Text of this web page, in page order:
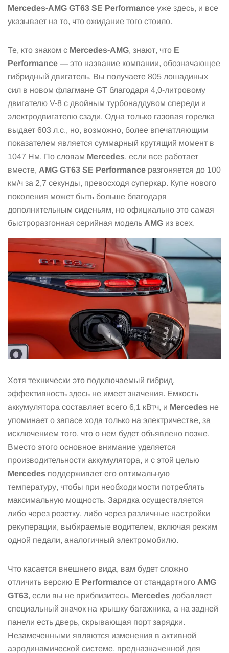
Mercedes-AMG GT63 SE Performance уже здесь, и все
указывает на то, что ожидание того стоило.
Те, кто знаком с Mercedes-AMG, знают, что E
Performance — это название компании, обозначающее
гибридный двигатель. Вы получаете 805 лошадиных
сил в новом флагмане GT благодаря 4,0-литровому
двигателю V-8 с двойным турбонаддувом спереди и
электродвигателю сзади. Одна только газовая горелка
выдает 603 л.с., но, возможно, более впечатляющим
показателем является суммарный крутящий момент в
1047 Нм. По словам Mercedes, если все работает
вместе, AMG GT63 SE Performance разгоняется до 100
км/ч за 2,7 секунды, превосходя суперкар. Купе нового
поколения может быть больше благодаря
дополнительным сиденьям, но официально это самая
быстроразгонная серийная модель AMG из всех.
Хотя технически это подключаемый гибрид,
эффективность здесь не имеет значения. Емкость
аккумулятора составляет всего 6,1 кВтч, и Mercedes не
упоминает о запасе хода только на электричестве, за
исключением того, что о нем будет объявлено позже.
Вместо этого основное внимание уделяется
производительности аккумулятора, и с этой целью
Mercedes поддерживает его оптимальную
температуру, чтобы при необходимости потреблять
максимальную мощность. Зарядка осуществляется
либо через розетку, либо через различные настройки
рекуперации, выбираемые водителем, включая режим
одной педали, аналогичный электромобилю.
Что касается внешнего вида, вам будет сложно
отличить версию E Performance от стандартного AMG
GT63, ​​если вы не приблизитесь. Mercedes добавляет
специальный значок на крышку багажника, а на задней
панели есть дверь, скрывающая порт зарядки.
Незамеченными являются изменения в активной
аэродинамической системе, предназначенной для